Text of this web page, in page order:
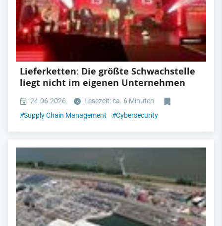
Lieferketten: Die größte Schwachstelle
liegt nicht im eigenen Unternehmen
24.06.2026
Lesezeit: ca. 6 Minuten
#Supply Chain Management #Cybersecurity